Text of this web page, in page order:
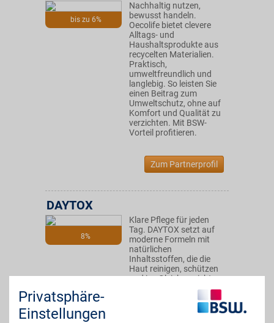
bis zu 6%
Nachhaltig nutzen,
bewusst handeln.
Oecolife bietet clevere
Alltags- und
Haushaltsprodukte aus
recycelten Materialien.
Praktisch,
umweltfreundlich und
langlebig. So leisten Sie
einen Beitrag zum
Umweltschutz, ohne auf
Komfort und Qualität zu
verzichten. Mit BSW-
Vorteil profitieren.
Zum Partnerprofil
8%
DAYTOX
Klare Pflege für jeden
Tag. DAYTOX setzt auf
moderne Formeln mit
natürlichen
Inhaltsstoffen, die die
Haut reinigen, schützen
und ins Gleichgewicht
bringen. Für ein frisches
Hautgefühl und eine
einfache Routine. Mit
Privatsphäre-
Einstellungen